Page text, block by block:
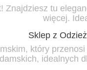
Znajdziesz tu
więcej.
Sklep z
który
idealnych